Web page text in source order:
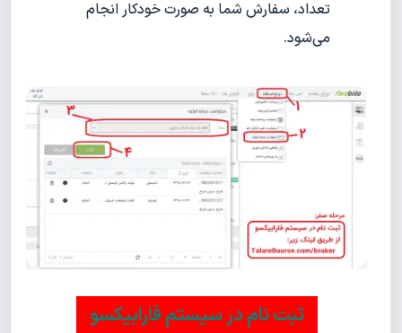
تعداد، سفارش شما به صورت خودکار انجام
می‌شود.
ثبت نام در سیستم فارابیکسو